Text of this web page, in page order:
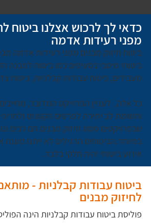
כדאי לך לרכוש אצלנו ביטוח
מפני רעידות אדמה
ביטוח חיזוק מבנים מפני רעידות אדמה
ביטוחי מיטבי בסעיפים כמו ביטוח למבנה
מעבידים, ביטוח עבודות קבלניות, ביטוח
כל אלה, לעניין הפרוייקט המדובר,
ותשומת לב יתירה לפרטים הקטנים
שבפרויקטים מסוג חיזוק מבנים הם רבים
במיוחד.הביטוחים הרגילים לא ייתנו מענה
אירוע ביטוחי יהיה חלקי בלבד.
ביטוח עבודות קבלניות -
לחיזוק מבנים
פוליסת ביטוח עבודות קבלניות הינה